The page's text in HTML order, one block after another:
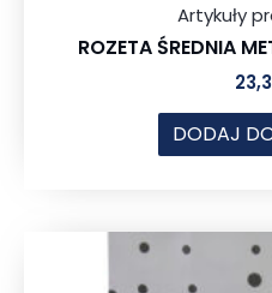
Artykuły
ROZETA ŚREDNIA
DODAJ